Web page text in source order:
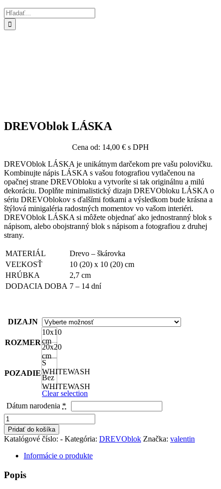
Hľadať:
DREVOblok LÁSKA
Cena od: 14,00 € s DPH
DREVOblok LÁSKA je unikátnym darčekom pre vašu polovičku.
Kombinujte nápis LÁSKA s vašou fotografiou vytlačenou na
opačnej strane DREVObloku a vytvoríte si tak originálnu a milú
dekoráciu. Doplňte minimalistický dizajn DREVObloku LÁSKA o
sériu DREVOblokov s ďalšími fotkami a výsledkom bude krásna a
štýlová minigaléria radostných momentov vo vašom interiéri.
DREVOblok LÁSKA si môžete objednať ako jednostranný blok s
nápisom, alebo obojstranný blok s nápisom a fotografiou z druhej
strany.
MATERIÁL
Drevo – škárovka
VEĽKOSŤ
10 (20) x 10 (20) cm
HRÚBKA
2,7 cm
DODACIA DOBA 7 – 14 dní
DIZAJN
ROZMER
10x10
cm
20x20
cm
POZADIE
S
WHITEWASH
Bez
WHITEWASH
Clear selection
Dátum narodenia *
množstvo
DREVOblok
LÁSKA
Pridať do košíka
Katalógové číslo: - Kategória: DREVOblok Značka: valentin
Informácie o produkte
Popis